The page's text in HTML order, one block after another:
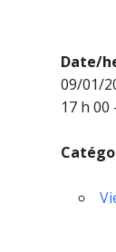
Date/
09/01/
17 h 00